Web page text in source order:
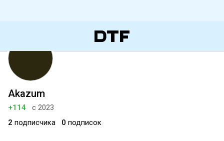
Akazum
+114
с 2023
2 подписчика 0 подписок